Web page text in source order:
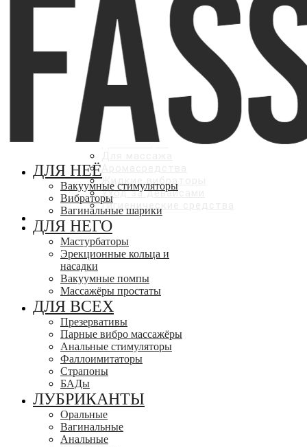
Анальные стимуляторы
Парные вибромассажеры
Страпоны
БАДы
ЛУБРИКАНТЫ
Оральные
Вагинальные
Анальные
С эффектами
КОСМЕТИКА И УХОД
Для мужчин
Для женщин
Жидкие вибраторы
Уход за девайсами
Гигиенические средства
СКИДКИ ДО 50%
ДЛЯ НЕЁ
Вакуумные стимуляторы
Вибраторы
Вагинальные шарики
ДЛЯ НЕГО
Мастурбаторы
Эрекционные кольца и
насадки
Вакуумные помпы
Массажёры простаты
ДЛЯ ВСЕХ
Презервативы
Парные вибро массажёры
Анальные стимуляторы
Фаллоимитаторы
Страпоны
БАДы
ЛУБРИКАНТЫ
Оральные
Вагинальные
Анальные